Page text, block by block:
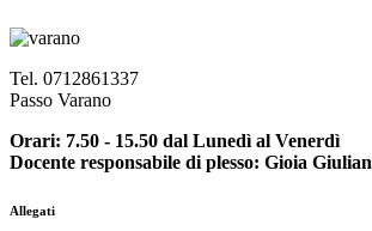
Tel. 0712861337
Passo Varano
Orari: 7.50 - 15.50 dal Lunedì al Venerdì
Docente responsabile di plesso: Gioia
Allegati